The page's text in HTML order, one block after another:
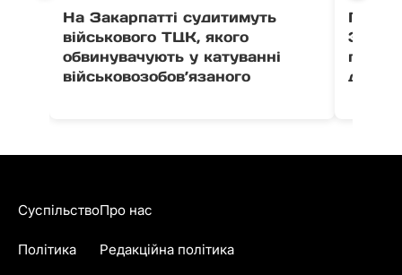
На Закарпатті судитимуть
військового ТЦК, якого
обвинувачують у катуванні
військовозобов’язаного
Після
Суспільство
Політика
Про нас
Редакційна політика